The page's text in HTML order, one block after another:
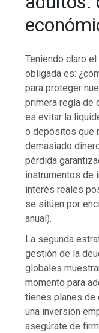
Teniendo claro
obligada es:
para proteger
primera regla de
es evitar la
o depósitos que
demasiado
pérdida
instrumentos de
interés reales
se sitúen por
anual).
La segunda
gestión de la
globales
momento para
tienes planes de
una inversión
asegúrate de